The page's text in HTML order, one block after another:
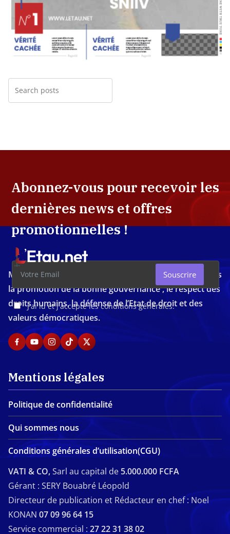
Abonnez-vous pour recevoir les
dernières news et offres
promotionnelles !
J'ai lu et j'accepte les conditions générales.
Souscrire
Média d'investigation ivoirien résolument engagé dans
la promotion de la bonne gouvernance , le respect des
droits humains, la défense de l’Etat de droit et des
valeurs démocratiques.
Mentions légales
Politique de confidentialité
Qui sommes nous
Conditions générales d’utilisation(CGU)
VATI & CO,Sarl au capital de 5.000.000 FCFA
Gérant : SERY Bouabré Léopold
Directeur de publication et Rédacteur en chef : Noel
KONAN 07 09 96 64 15
Service commercial :27 22 31 38 02